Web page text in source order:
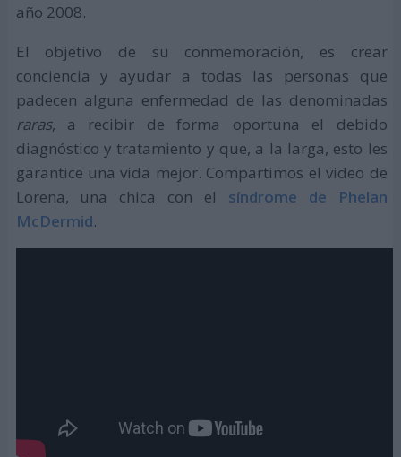
año 2008.
El objetivo de su conmemoración, es crear
conciencia y ayudar a todas las personas que
padecen alguna enfermedad de las denominadas
raras, a recibir de forma oportuna el debido
diagnóstico y tratamiento y que, a la larga, esto les
garantice una vida mejor. Compartimos el video de
Lorena, una chica con el síndrome de Phelan
McDermid.